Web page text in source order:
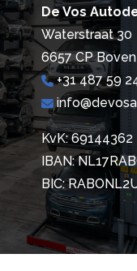
De Vos
Waterstraat 30
6657 CP
+31 487 59
KvK: 69144362
IBAN:
BIC: